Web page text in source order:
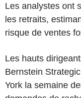
Les analystes ont
les retraits,
risque de ventes
Les hauts
Bernstein
York la semaine